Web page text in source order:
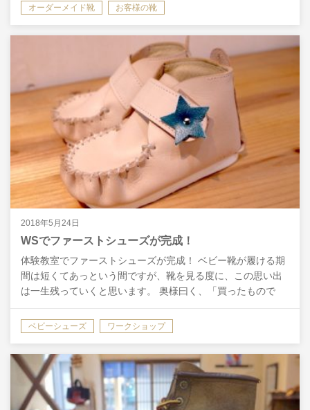
オーダーメイド靴 お客様の靴
2018年5月24日
WSでファーストシューズが完成！
体験教室でファーストシューズが完成！ ベビー靴が履ける期
間は短くてあっという間ですが、靴を見る度に、この思い出
は一生残っていくと思います。 奥様曰く、「買ったもので
お…
ベビーシューズ ワークショップ